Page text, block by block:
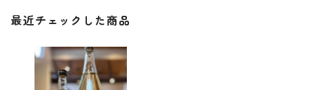
最近チェックした商品